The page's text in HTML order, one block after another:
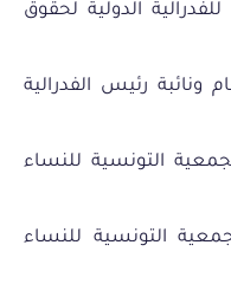
الدولية لحقوق
ونائبة رئيس الفدرالية
التونسية للنساء
التونسية للنساء